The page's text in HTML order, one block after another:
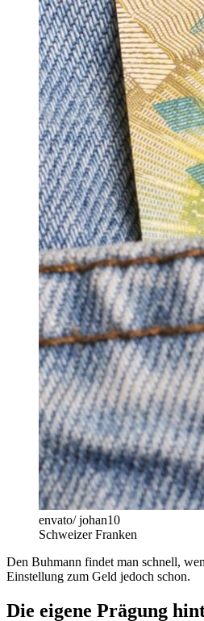
envato/ johan10
Schweizer Franken
Den Buhmann findet man schnell,
Einstellung zum Geld jedoch schon.
Die eigene Prägung